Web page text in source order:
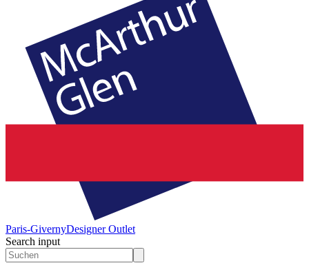
Paris-GivernyDesigner Outlet
Search input